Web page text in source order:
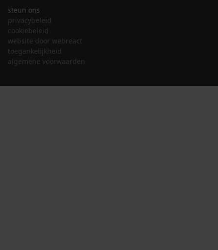
steun ons
privacybeleid
cookiebeleid
website door webreact
toegankelijkheid
algemene voorwaarden